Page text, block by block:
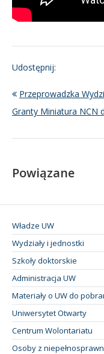
Udostępnij:
Przeprowadzka
Granty Miniatura NCN
Powiązane
Władze UW
Wydziały i jednostki
Szkoły doktorskie
Administracja UW
Materiały o UW do
Uniwersytet Otwarty
Centrum Wolontariatu
Osoby z